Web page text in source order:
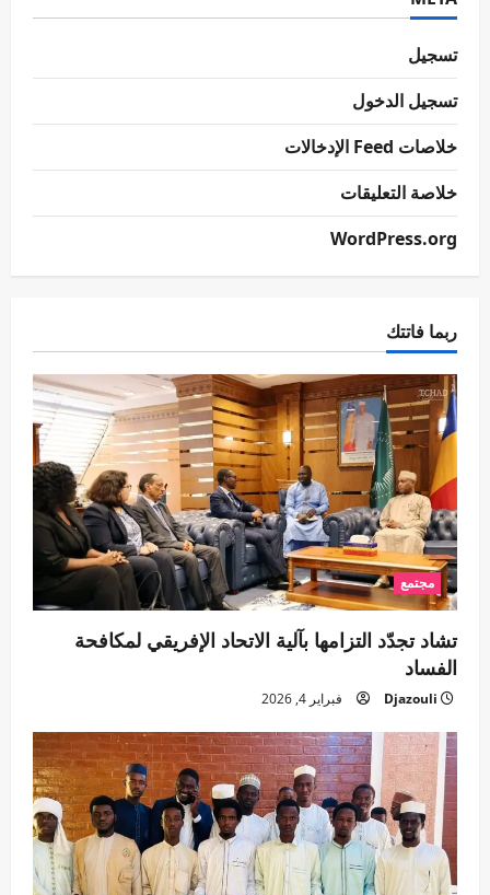
تسجيل
تسجيل الدخول
خلاصات Feed الإدخالات
خلاصة التعليقات
WordPress.org
ربما فاتتك
مجتمع
تشاد تجدّد التزامها بآلية الاتحاد الإفريقي لمكافحة
الفساد
Djazouli فبراير 4, 2026